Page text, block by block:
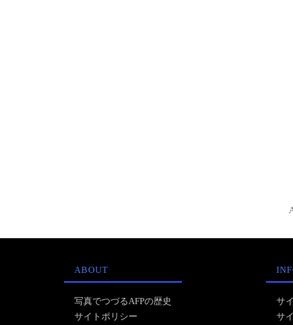
ABOUT
写真でつづるAFPの歴史
サイトポリシー
サ
サ